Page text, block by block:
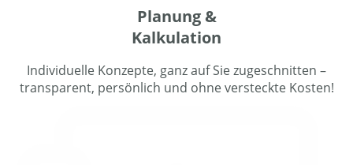
Planung &
Kalkulation
Individuelle Konzepte, ganz auf Sie zugeschnitten –
transparent, persönlich und ohne versteckte Kosten!